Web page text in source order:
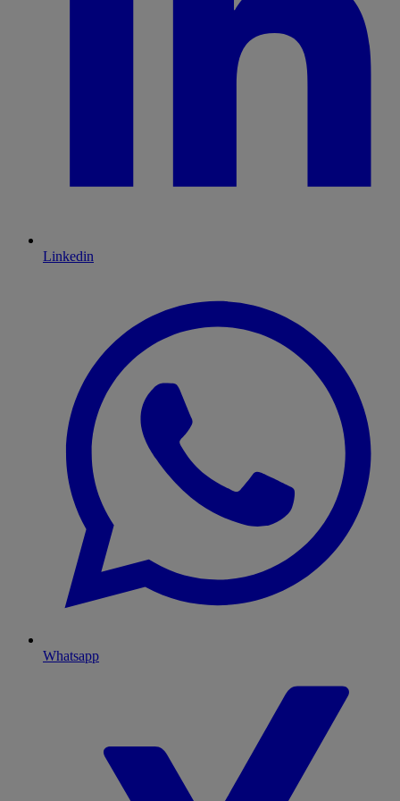
Linkedin
Whatsapp